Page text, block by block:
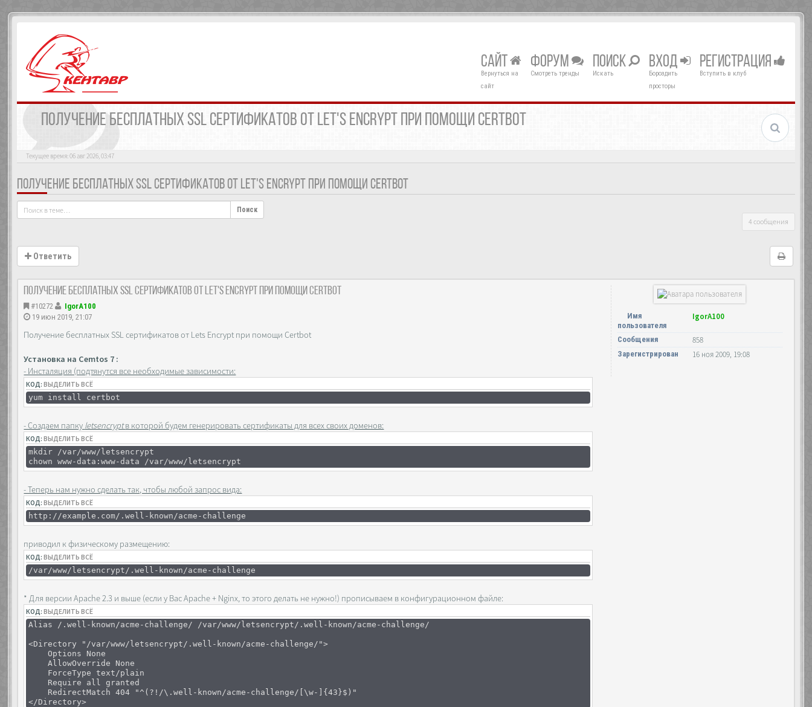
САЙТ
Вернуться на
сайт
ФОРУМ
Смотреть тренды
ПОИСК
Искать
ВХОД
Бороздить
просторы
РЕГИСТРАЦИЯ
Вступить в клуб
ПОЛУЧЕНИЕ БЕСПЛАТНЫХ SSL СЕРТИФИКАТОВ ОТ LET'S ENCRYPT ПРИ ПОМОЩИ CERTBOT
Текущее время: 06 авг 2026, 03:47
ПОЛУЧЕНИЕ БЕСПЛАТНЫХ SSL СЕРТИФИКАТОВ ОТ LET'S ENCRYPT ПРИ ПОМОЩИ CERTBOT
Поиск
4 сообщения
Ответить
Получение бесплатных SSL сертификатов от Let's Encrypt при помощи Certbot
#10272
IgorA100
19 июн 2019, 21:07
Получение бесплатных SSL сертификатов от Lets Encrypt при помощи Certbot
Установка на Cemtos 7 :
- Инсталяция (подтянутся все необходимые зависимости:
КОД:ВЫДЕЛИТЬ ВСЁ
yum install certbot
- Создаем папку letsencryptв которой будем генерировать сертификаты для всех своих доменов:
КОД:ВЫДЕЛИТЬ ВСЁ
mkdir /var/www/letsencrypt
chown www-data:www-data /var/www/letsencrypt
- Теперь нам нужно сделать так, чтобы любой запрос вида:
КОД:ВЫДЕЛИТЬ ВСЁ
http://example.com/.well-known/acme-challenge
приводил к физическому размещению:
КОД:ВЫДЕЛИТЬ ВСЁ
/var/www/letsencrypt/.well-known/acme-challenge
* Для версии Apache 2.3 и выше (если у Вас Apache + Nginx, то этого делать не нужно!) прописываем в конфигурационном файле:
КОД:ВЫДЕЛИТЬ ВСЁ
Alias /.well-known/acme-challenge/ /var/www/letsencrypt/.well-known/acme-challenge/
<Directory "/var/www/letsencrypt/.well-known/acme-challenge/">
Options None
AllowOverride None
ForceType text/plain
Require all granted
RedirectMatch 404 "^(?!/\.well-known/acme-challenge/[\w-]{43}$)"
</Directory>
Имя
пользователя
IgorA100
Сообщения 858
Зарегистрирован 16 ноя 2009, 19:08